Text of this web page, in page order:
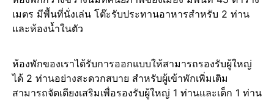
เมตร มีพื้นที่นั่งเล่น โต๊ะรับประทานอาหารสำหรับ 2 ท่าน
และห้องน้ำในตัว
ห้องพักของเราได้รับการออกแบบให้สามารถรองรับผู้ใหญ่
ได้ 2 ท่านอย่างสะดวกสบาย สำหรับผู้เข้าพักเพิ่มเติม
สามารถจัดเตียงเสริมเพื่อรองรับผู้ใหญ่ 1 ท่านและเด็ก 1 ท่าน